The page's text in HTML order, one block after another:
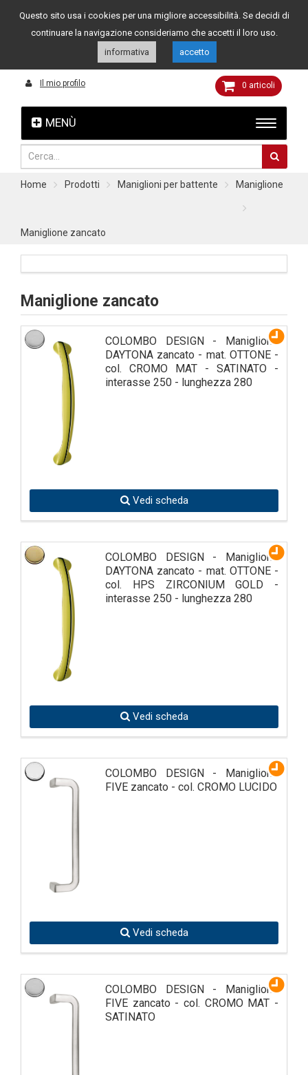
Assistenza clienti 049 8015108 349 4262144
MENÙ
Il mio profilo 0 articoli
Home Prodotti Maniglioni per battente Maniglione
Maniglione zancato
Maniglione zancato
COLOMBO DESIGN - Maniglione
DAYTONA zancato - mat. OTTONE -
col. CROMO MAT - SATINATO -
interasse 250 - lunghezza 280
Vedi scheda
COLOMBO DESIGN - Maniglione
DAYTONA zancato - mat. OTTONE -
col. HPS ZIRCONIUM GOLD -
interasse 250 - lunghezza 280
Vedi scheda
COLOMBO DESIGN - Maniglione
FIVE zancato - col. CROMO LUCIDO
Vedi scheda
COLOMBO DESIGN - Maniglione
FIVE zancato - col. CROMO MAT -
SATINATO
Questo sito usa i cookies per una migliore accessibilità. Se decidi di
continuare la navigazione consideriamo che accetti il loro uso.
informativa
accetto